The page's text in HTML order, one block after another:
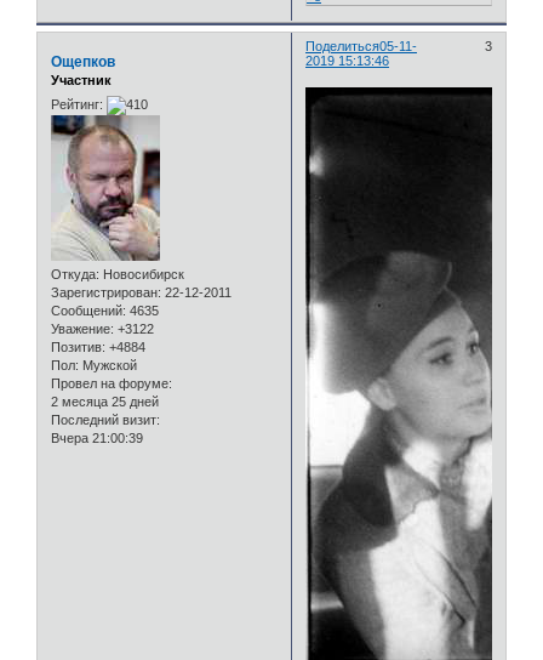
Поделиться 3
05-11-
2019 15:13:46
Ощепков
Участник
Рейтинг:
Откуда: Новосибирск
Зарегистрирован: 22-12-2011
Сообщений: 4635
Уважение: +3122
Позитив: +4884
Пол: Мужской
Провел на форуме:
2 месяца 25 дней
Последний визит:
Вчера 21:00:39